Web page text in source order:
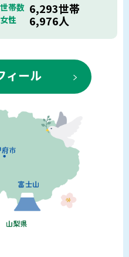
世帯数 6,293世帯
女性 6,976人
ィール